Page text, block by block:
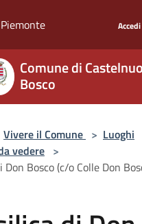
Comune di
Bosco
Vivere il Comune > Luoghi
vedere >
Don Bosco (c/o Colle Don